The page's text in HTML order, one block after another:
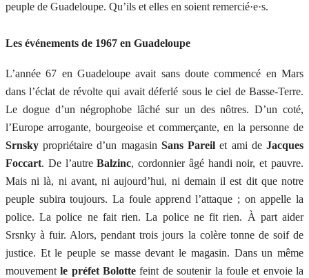
peuple de Guadeloupe. Qu’ils et elles en soient remercié·e·s.
Les événements de 1967 en Guadeloupe
L’année 67 en Guadeloupe avait sans doute commencé en Mars
dans l’éclat de révolte qui avait déferlé sous le ciel de Basse-Terre.
Le dogue d’un négrophobe lâché sur un des nôtres. D’un coté,
l’Europe arrogante, bourgeoise et commerçante, en la personne de
Srnsky propriétaire d’un magasin Sans Pareil et ami deJacques
Foccart. De l’autreBalzinc, cordonnier âgé handi noir, et pauvre.
Mais ni là, ni avant, ni aujourd’hui, ni demain il est dit que notre
peuple subira toujours. La foule apprend l’attaque ; on appelle la
police. La police ne fait rien. La police ne fit rien. À part aider
Srsnky à fuir. Alors, pendant trois jours la colère tonne de soif de
justice. Et le peuple se masse devant le magasin. Dans un même
mouvementle préfet Bolotte feint de soutenir la foule et envoie la